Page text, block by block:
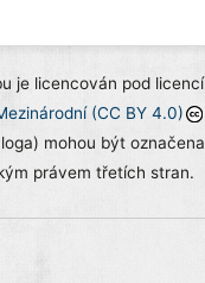
je licencován pod licencí
(CC BY 4.0)
mohou být označena
právem třetích stran.